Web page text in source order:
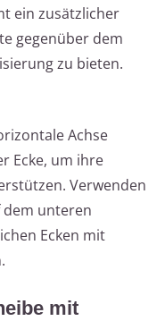
ein zusätzlicher
gegenüber dem
zu bieten.
Achse
Ecke, um ihre
Verwenden
dem unteren
Ecken mit
mit